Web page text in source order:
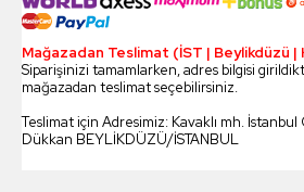
Mağazadan Teslimat (İST | Beylikdüzü |
Siparişinizi tamamlarken, adres bilgisi
mağazadan teslimat seçebilirsiniz.
Teslimat için Adresimiz: Kavaklı mh.
Dükkan BEYLİKDÜZÜ/İSTANBUL